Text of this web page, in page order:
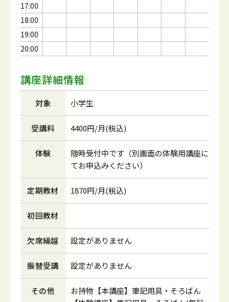
17:00
18:00
19:00
20:00
講座詳細情報
対象 小学生
受講料 4400円/月(税込)
体験
随時受付中です（別画面の体験用講座に
てお申込みください）
定期教材 1870円/月(税込)
初回教材
欠席繰越 設定がありません
振替受講 設定がありません
その他
お持物【本講座】筆記用具・そろばん